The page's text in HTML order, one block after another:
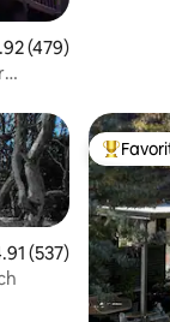
promedio:
(479)
promedio:
(537)